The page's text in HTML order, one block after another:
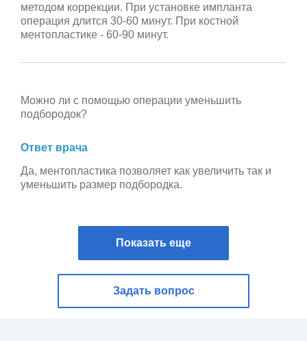
методом коррекции. При установке импланта
операция длится 30-60 минут. При костной
ментопластике - 60-90 минут.
Можно ли с помощью операции уменьшить
подбородок?
Ответ врача
Да, ментопластика позволяет как увеличить так и
уменьшить размер подбородка.
Показать еще
Задать вопрос